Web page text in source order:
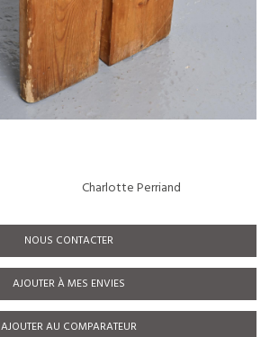
Charlotte Perriand
NOUS CONTACTER
AJOUTER À MES ENVIES
AJOUTER AU COMPARATEUR